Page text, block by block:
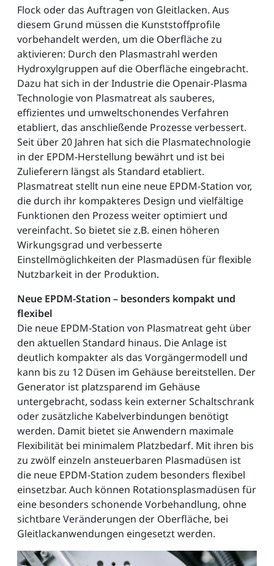
Flock oder das Auftragen von Gleitlacken. Aus
diesem Grund müssen die Kunststoffprofile
vorbehandelt werden, um die Oberfläche zu
aktivieren: Durch den Plasmastrahl werden
Hydroxylgruppen auf die Oberfläche eingebracht.
Dazu hat sich in der Industrie die Openair-Plasma
Technologie von Plasmatreat als sauberes,
effizientes und umweltschonendes Verfahren
etabliert, das anschließende Prozesse verbessert.
Seit über 20 Jahren hat sich die Plasmatechnologie
in der EPDM-Herstellung bewährt und ist bei
Zulieferern längst als Standard etabliert.
Plasmatreat stellt nun eine neue EPDM-Station vor,
die durch ihr kompakteres Design und vielfältige
Funktionen den Prozess weiter optimiert und
vereinfacht. So bietet sie z.B. einen höheren
Wirkungsgrad und verbesserte
Einstellmöglichkeiten der Plasmadüsen für flexible
Nutzbarkeit in der Produktion.
Neue EPDM-Station – besonders kompakt und
flexibel
Die neue EPDM-Station von Plasmatreat geht über
den aktuellen Standard hinaus. Die Anlage ist
deutlich kompakter als das Vorgängermodell und
kann bis zu 12 Düsen im Gehäuse bereitstellen. Der
Generator ist platzsparend im Gehäuse
untergebracht, sodass kein externer Schaltschrank
oder zusätzliche Kabelverbindungen benötigt
werden. Damit bietet sie Anwendern maximale
Flexibilität bei minimalem Platzbedarf. Mit ihren bis
zu zwölf einzeln ansteuerbaren Plasmadüsen ist
die neue EPDM-Station zudem besonders flexibel
einsetzbar. Auch können Rotationsplasmadüsen für
eine besonders schonende Vorbehandlung, ohne
sichtbare Veränderungen der Oberfläche, bei
Gleitlackanwendungen eingesetzt werden.